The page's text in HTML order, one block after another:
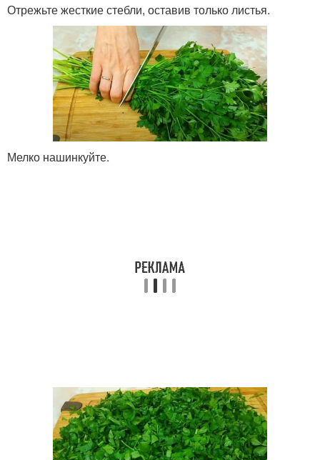
Отрежьте жесткие стебли, оставив только листья.
Мелко нашинкуйте.